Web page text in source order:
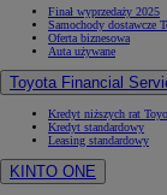
Finał wyprzedaży 2025
Samochody dostawcze
Oferta biznesowa
Auta używane
Toyota Financial
Kredyt niższych rat
Kredyt standardowy
Leasing standardowy
KINTO ONE